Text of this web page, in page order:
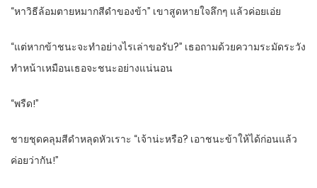
“หาวิธีล้อมตายหมากสีดำของข้า” เขาสูดหายใจลึกๆ แล้วค่อยเอ่ย
“แต่หากข้าชนะจะทำอย่างไรเล่าขอรับ?” เธอถามด้วยความระมัดระวัง
ทำหน้าเหมือนเธอจะชนะอย่างแน่นอน
“พรืด!”
ชายชุดคลุมสีดำหลุดหัวเราะ “เจ้าน่ะหรือ? เอาชนะข้าให้ได้ก่อนแล้ว
ค่อยว่ากัน!”